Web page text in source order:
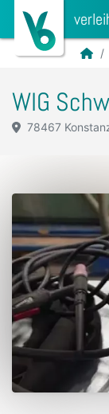
WIG
78467